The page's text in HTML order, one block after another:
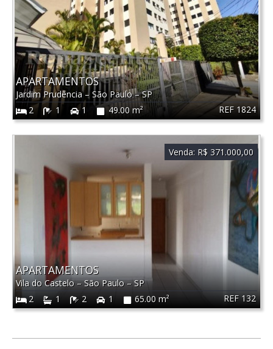
REF 1824
APARTAMENTOS
Jardim Prudência–São Paulo–SP
2
1 1 49.00 m²
REF 132
APARTAMENTOS
Vila do Castelo–São Paulo–SP
2
1 2 1 65.00 m²
Venda: R$ 371.000,00